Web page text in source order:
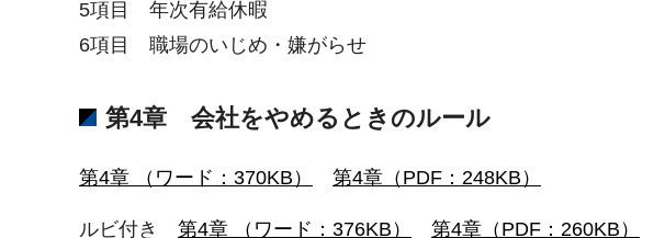
5項目 年次有給休暇
6項目 職場のいじめ・嫌がらせ
第4章 会社をやめるときのルール
第4章 （ワード：370KB） 第4章（PDF：248KB）
ルビ付き 第4章 （ワード：376KB） 第4章（PDF：260KB）